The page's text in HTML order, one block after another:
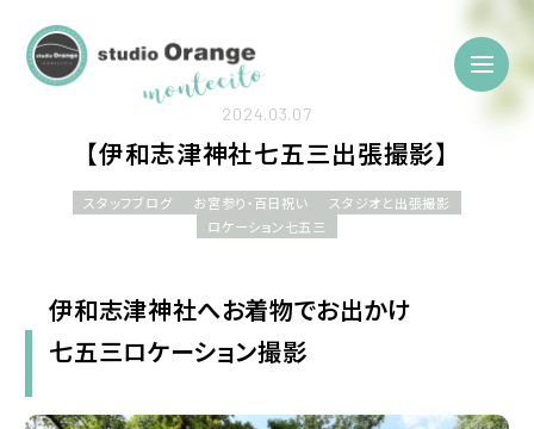
2024.03.07
【伊和志津神社七五三出張撮影】
スタッフブログ お宮参り・百日祝い
スタジオと出張撮影
ロケーション七五三
伊和志津神社へお着物でお出かけ
七五三ロケーション撮影